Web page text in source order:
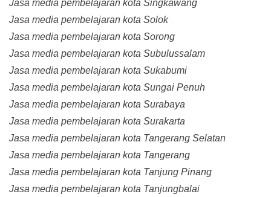
Jasa media pembelajaran kota Singkawang
Jasa media pembelajaran kota Solok
Jasa media pembelajaran kota Sorong
Jasa media pembelajaran kota Subulussalam
Jasa media pembelajaran kota Sukabumi
Jasa media pembelajaran kota Sungai Penuh
Jasa media pembelajaran kota Surabaya
Jasa media pembelajaran kota Surakarta
Jasa media pembelajaran kota Tangerang Selatan
Jasa media pembelajaran kota Tangerang
Jasa media pembelajaran kota Tanjung Pinang
Jasa media pembelajaran kota Tanjungbalai